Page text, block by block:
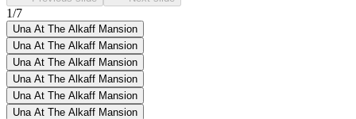
1/7
Una At The Alkaff Mansion
Una At The Alkaff Mansion
Una At The Alkaff Mansion
Una At The Alkaff Mansion
Una At The Alkaff Mansion
Una At The Alkaff Mansion